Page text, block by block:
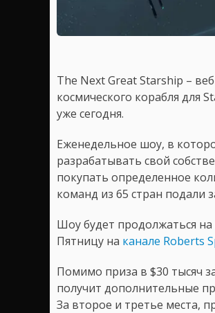
The Next Great Starship –
космического корабля для
уже сегодня.
Еженедельное шоу, в
разрабатывать свой
покупать определенное
команд из 65 стран подали
Шоу будет продолжаться
Пятницу на канале Roberts
Помимо приза в $30 тысяч
получит дополнительные
За второе и третье места,